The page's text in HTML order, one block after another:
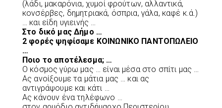
(λάδι, μακαρόνια, χυμοί φρούτων, αλλαντικά,
κονσέρβες, δημητριακά, όσπρια, γάλα, καφέ κ.ά.)
… και είδη υγιεινής …
Στο δικό μας Δήμο …
2 φορές ψηφίσαμε ΚΟΙΝΩΝΙΚΟ ΠΑΝΤΟΠΩΛΕΙΟ
…
Ποιο το αποτέλεσμα; …
Ο κόσμος γύρω μας … είναι μέσα στο σπίτι μας …
Ας ανοίξουμε τα μάτια μας … και ας
αντιγράψουμε και κάτι …
Ας κάνουν ένα τηλέφωνο …